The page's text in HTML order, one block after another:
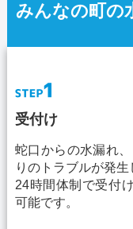
みんなの町の
受付け
蛇口からの水漏れ
りのトラブルが発生
24時間体制で受付
可能です。